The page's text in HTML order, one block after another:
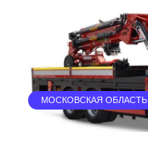
МОСКОВСКАЯ ОБЛАСТЬ